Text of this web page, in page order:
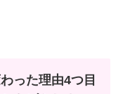
った理由4つ目